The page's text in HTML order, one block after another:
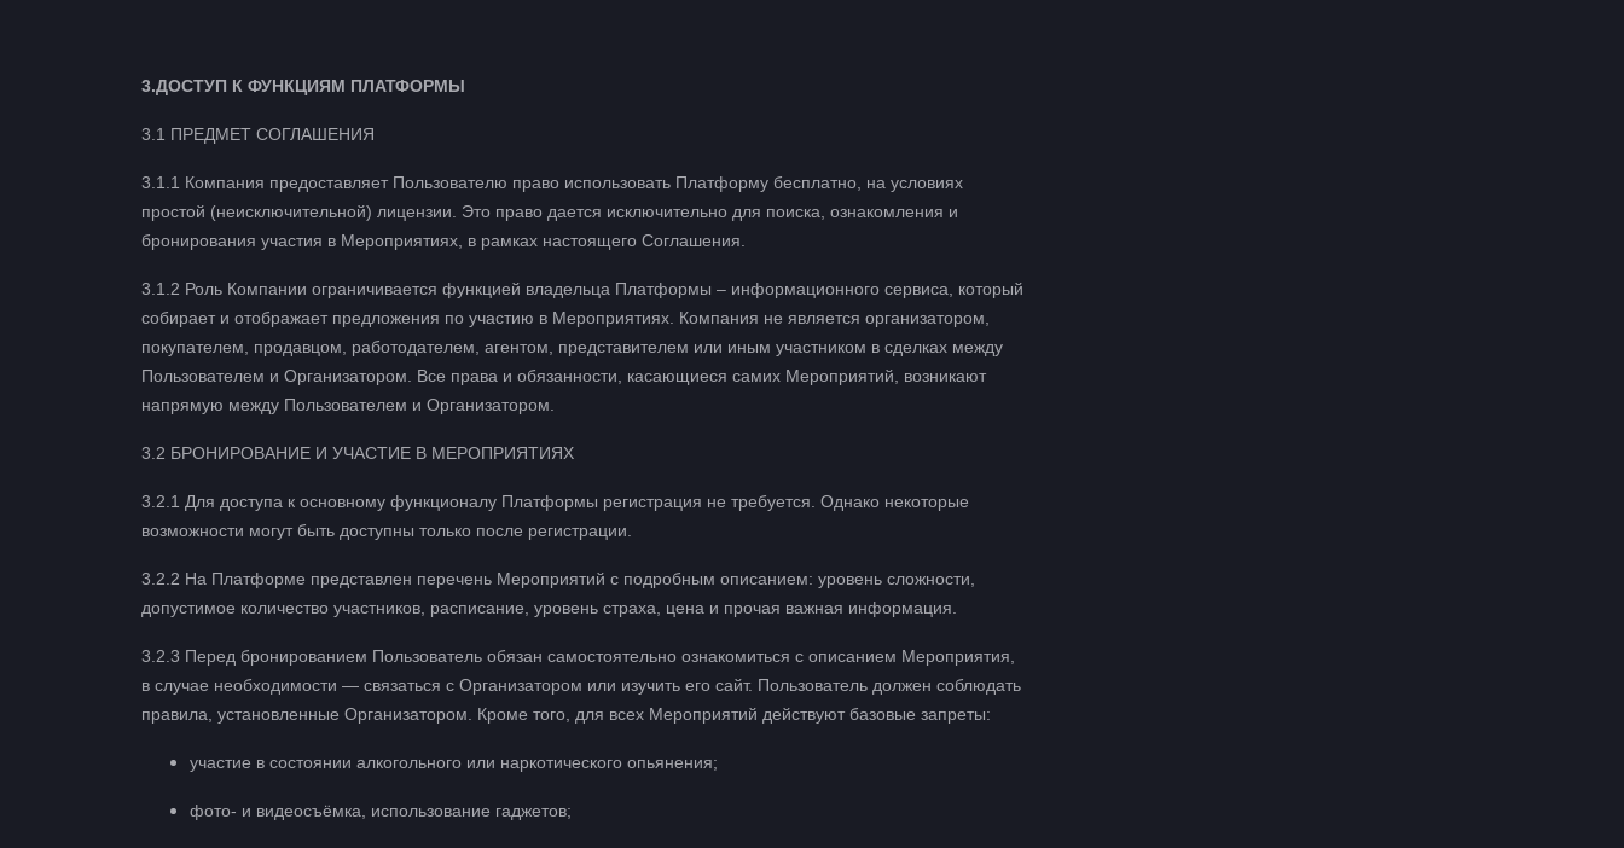
3.ДОСТУП К ФУНКЦИЯМ ПЛАТФОРМЫ
3.1 ПРЕДМЕТ СОГЛАШЕНИЯ
3.1.1 Компания предоставляет Пользователю право использовать Платформу бесплатно, на условиях
простой (неисключительной) лицензии. Это право дается исключительно для поиска, ознакомления и
бронирования участия в Мероприятиях, в рамках настоящего Соглашения.
3.1.2 Роль Компании ограничивается функцией владельца Платформы – информационного сервиса, который
собирает и отображает предложения по участию в Мероприятиях. Компания не является организатором,
покупателем, продавцом, работодателем, агентом, представителем или иным участником в сделках между
Пользователем и Организатором. Все права и обязанности, касающиеся самих Мероприятий, возникают
напрямую между Пользователем и Организатором.
3.2 БРОНИРОВАНИЕ И УЧАСТИЕ В МЕРОПРИЯТИЯХ
3.2.1 Для доступа к основному функционалу Платформы регистрация не требуется. Однако некоторые
возможности могут быть доступны только после регистрации.
3.2.2 На Платформе представлен перечень Мероприятий с подробным описанием: уровень сложности,
допустимое количество участников, расписание, уровень страха, цена и прочая важная информация.
3.2.3 Перед бронированием Пользователь обязан самостоятельно ознакомиться с описанием Мероприятия,
в случае необходимости — связаться с Организатором или изучить его сайт. Пользователь должен соблюдать
правила, установленные Организатором. Кроме того, для всех Мероприятий действуют базовые запреты:
участие в состоянии алкогольного или наркотического опьянения;
фото- и видеосъёмка, использование гаджетов;